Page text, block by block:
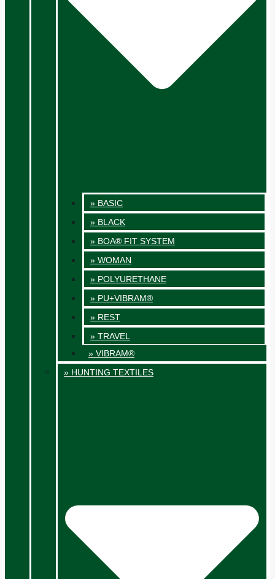
» BASIC
» BLACK
» BOA® FIT SYSTEM
» WOMAN
» POLYURETHANE
» PU+VIBRAM®
» REST
» TRAVEL
» VIBRAM®
» HUNTING TEXTILES